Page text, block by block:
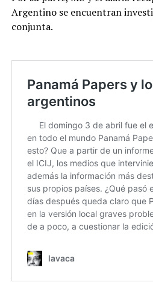
Argentino se encuentran
conjunta.